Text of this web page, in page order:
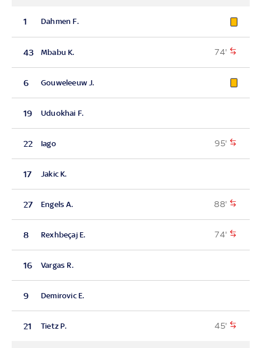
1 Dahmen F.
43 Mbabu K. 74'
6 Gouweleeuw J.
19 Uduokhai F.
22 Iago 95'
17 Jakic K.
27 Engels A. 88'
8 Rexhbeçaj E. 74'
16 Vargas R.
9 Demirovic E.
21 Tietz P. 45'